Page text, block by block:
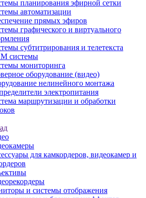
планирования эфирной сетки
автоматизации
прямых эфиров
графического и виртуального
субтитрирования и телетекста
системы
мониторинга
оборудование (видео)
нелинейного монтажа
электропитания
маршрутизации и обработки
для камкордеров, видеокамер и
и системы отображения